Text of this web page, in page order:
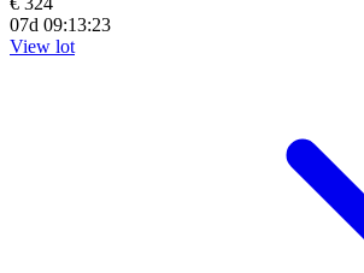
07d 09:13:21
View lot